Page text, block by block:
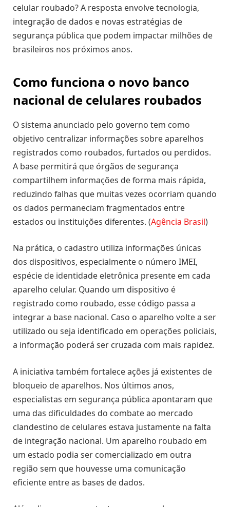
celular roubado? A resposta envolve tecnologia,
integração de dados e novas estratégias de
segurança pública que podem impactar milhões de
brasileiros nos próximos anos.
Como funciona o novo banco
nacional de celulares roubados
O sistema anunciado pelo governo tem como
objetivo centralizar informações sobre aparelhos
registrados como roubados, furtados ou perdidos.
A base permitirá que órgãos de segurança
compartilhem informações de forma mais rápida,
reduzindo falhas que muitas vezes ocorriam quando
os dados permaneciam fragmentados entre
estados ou instituições diferentes. (Agência Brasil)
Na prática, o cadastro utiliza informações únicas
dos dispositivos, especialmente o número IMEI,
espécie de identidade eletrônica presente em cada
aparelho celular. Quando um dispositivo é
registrado como roubado, esse código passa a
integrar a base nacional. Caso o aparelho volte a ser
utilizado ou seja identificado em operações policiais,
a informação poderá ser cruzada com mais rapidez.
A iniciativa também fortalece ações já existentes de
bloqueio de aparelhos. Nos últimos anos,
especialistas em segurança pública apontaram que
uma das dificuldades do combate ao mercado
clandestino de celulares estava justamente na falta
de integração nacional. Um aparelho roubado em
um estado podia ser comercializado em outra
região sem que houvesse uma comunicação
eficiente entre as bases de dados.